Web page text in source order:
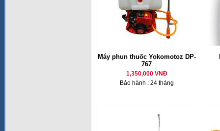
Máy phun thuốc Yokomotoz DP-
767
1,350,000 VNĐ
Bảo hành : 24 tháng